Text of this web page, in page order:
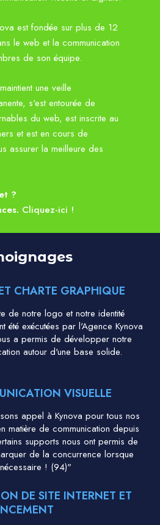
est fondée sur plus de 12
le web et la communication
de son équipe.
une veille
s'est entourée de
du web, est inscrite au
et est en cours de
assurer la meilleure des
?
Cliquez-ici !
CHARTE GRAPHIQUE
de notre logo et notre identité
été exécutées par l'Agence Kynova
a permis de développer notre
autour d'une base solide.
VISUELLE
appel à Kynova pour tous nos
matière de communication depuis
supports nous ont permis de
de la concurrence lorsque
! (94)"
DE SITE INTERNET ET